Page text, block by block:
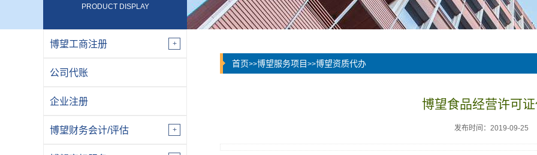
PRODUCT DISPLAY
博望工商注册
公司代账
企业注册
博望财务会计/评估
首页>>博望服务项目 >>博望资质代办
博望食品经营许可
发布时间：2019-09-25